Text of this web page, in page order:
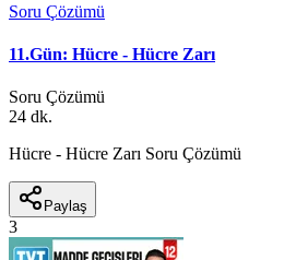
Soru Çözümü
11.Gün: Hücre - Hücre Zarı
Soru Çözümü
24 dk.
Hücre - Hücre Zarı Soru Çözümü
Paylaş
3